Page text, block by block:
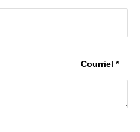
Courriel *